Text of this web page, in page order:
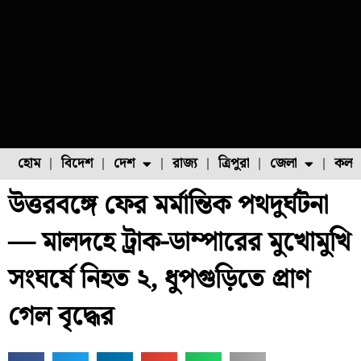
হোম বিদেশ দেশ
ফুল চাষ ফল চাষ মাছ চাষ পোল্ট্রি চাষ
রাজ্য ত্রিপুরা জেলা
উত্তর ২৪ পরগনা
উত্তরবঙ্গে ফের মর্মান্তিক পথদুর্ঘটনা
— মালদহে ট্রাক-ডাম্পারের মুখোমুখি
সংঘর্ষে নিহত ২, ধুপগুড়িতে প্রাণ
গেল বৃদ্ধের